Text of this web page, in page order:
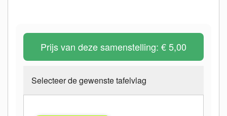
Prijs van deze samenstelling: € 5,00
Selecteer de gewenste tafelvlag